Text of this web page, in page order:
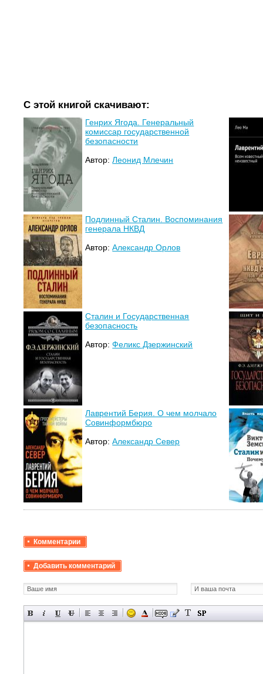
С этой книгой скачивают:
Генрих Ягода. Генеральный
комиссар государственной
безопасности
Автор:Леонид Млечин
Подлинный Сталин. Воспоминания
генерала НКВД
Автор:Александр Орлов
Сталин и Государственная
безопасность
Автор:Феликс Дзержинский
Лаврентий Берия. О чем молчало
Совинформбюро
Автор:Александр Север
Комментарии
Добавить комментарий